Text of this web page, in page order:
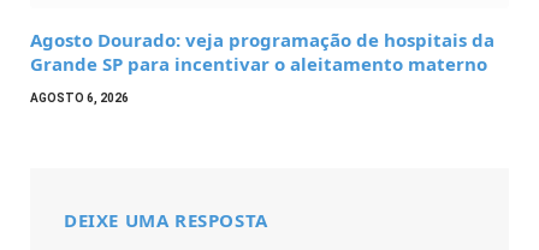
Agosto Dourado: veja programação de hospitais da
Grande SP para incentivar o aleitamento materno
AGOSTO 6, 2026
DEIXE UMA RESPOSTA